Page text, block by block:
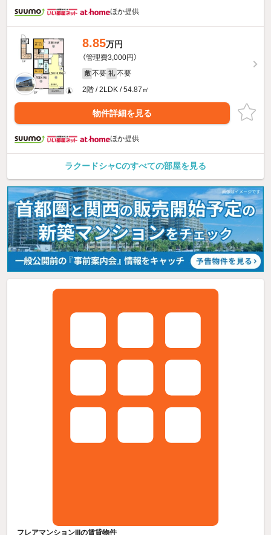
ほか提供
8.85万円
（管理費3,000円）
敷 不要 礼 不要
2階 / 2LDK / 54.87㎡
物件詳細を見る
ほか提供
ラクードシャCのすべての部屋を見る
フレアマンションIIIの賃貸物件